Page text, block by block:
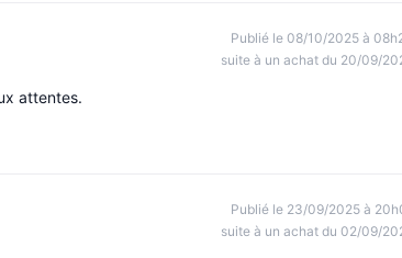
Publié le 08/10/2025 à
suite à un achat du 20/09/
attentes.
Publié le 23/09/2025 à
suite à un achat du 02/09/